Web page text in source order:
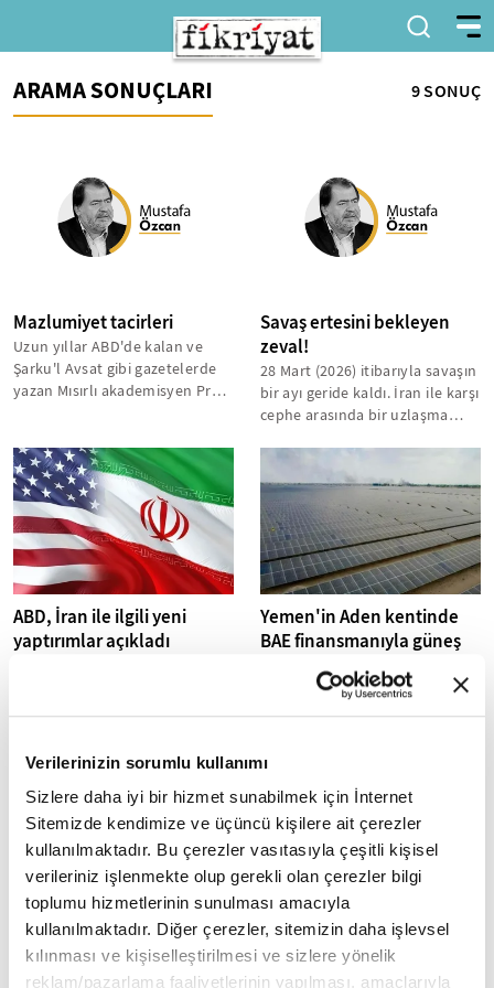
Verilerinizin sorumlu kullanımı
Sizlere daha iyi bir hizmet sunabilmek için İnternet
Sitemizde kendimize ve üçüncü kişilere ait çerezler
kullanılmaktadır. Bu çerezler vasıtasıyla çeşitli kişisel
verileriniz işlenmekte olup gerekli olan çerezler bilgi
toplumu hizmetlerinin sunulması amacıyla
kullanılmaktadır. Diğer çerezler, sitemizin daha işlevsel
kılınması ve kişiselleştirilmesi ve sizlere yönelik
reklam/pazarlama faaliyetlerinin yapılması, amaçlarıyla
ARAMA SONUÇLARI 9 SONUÇ
Mazlumiyet tacirleri
Uzun yıllar ABD'de kalan ve
Şarku'l Avsat gibi gazetelerde
yazan Mısırlı akademisyen Prof.
Savaş ertesini bekleyen
zeval!
28 Mart (2026) itibarıyla savaşın
bir ayı geride kaldı. İran ile karşı
cephe arasında bir uzlaşma
ABD, İran ile ilgili yeni
yaptırımlar açıkladı
Yemen'in Aden kentinde
BAE finansmanıyla güneş
enerjisi santrali açıldı
Yıllardır iç savaşla boğuşan
Yemen'de elektrik kesintileri
kapsamında, Aden kentinde,
Yemen'in Taiz kentinde 4
yılda 2 bin 702 sivil öldü
Yemen'de kolera salgını
nedeniyle olağanüstü hal